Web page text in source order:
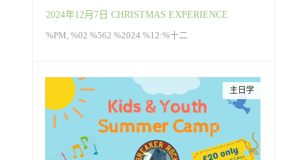
2024年12月7日 CHRISTMAS EXPERIENCE
%PM, %02 %562 %2024 %12:%十二
主日学